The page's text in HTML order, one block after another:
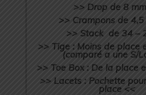
>> Drop de 8
>> Crampons de
>> Stack de 34 –
>> Tige : Moins de place
(comparé a une S/
>> Toe Box : De la place
>> Lacets : Pochette
place <<